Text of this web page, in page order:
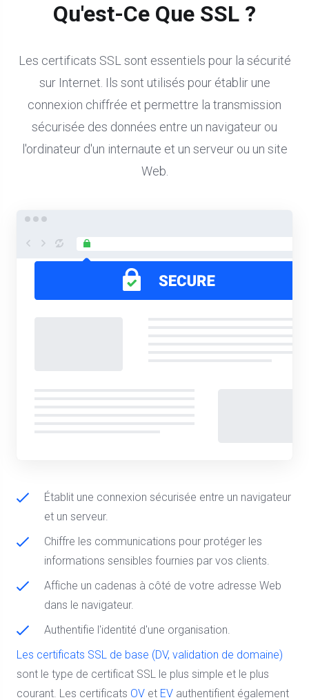
Qu'est-Ce Que SSL ?
Les certificats SSL sont essentiels pour la sécurité
sur Internet. Ils sont utilisés pour établir une
connexion chiffrée et permettre la transmission
sécurisée des données entre un navigateur ou
l'ordinateur d'un internaute et un serveur ou un site
Web.
Établit une connexion sécurisée entre un navigateur
et un serveur.
Chiffre les communications pour protéger les
informations sensibles fournies par vos clients.
Affiche un cadenas à côté de votre adresse Web
dans le navigateur.
Authentifie l'identité d'une organisation.
Les certificats SSL de base (DV, validation de domaine)
sont le type de certificat SSL le plus simple et le plus
courant. Les certificats OV et EV authentifient également